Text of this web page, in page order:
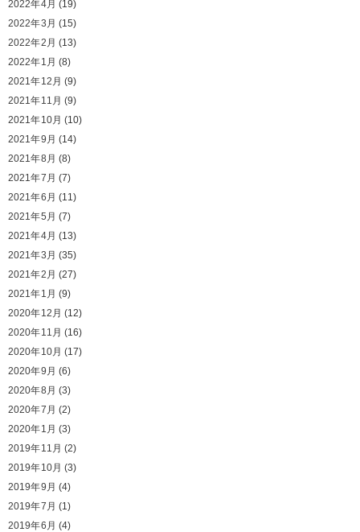
2022年4月 (19)
2022年3月 (15)
2022年2月 (13)
2022年1月 (8)
2021年12月 (9)
2021年11月 (9)
2021年10月 (10)
2021年9月 (14)
2021年8月 (8)
2021年7月 (7)
2021年6月 (11)
2021年5月 (7)
2021年4月 (13)
2021年3月 (35)
2021年2月 (27)
2021年1月 (9)
2020年12月 (12)
2020年11月 (16)
2020年10月 (17)
2020年9月 (6)
2020年8月 (3)
2020年7月 (2)
2020年1月 (3)
2019年11月 (2)
2019年10月 (3)
2019年9月 (4)
2019年7月 (1)
2019年6月 (4)